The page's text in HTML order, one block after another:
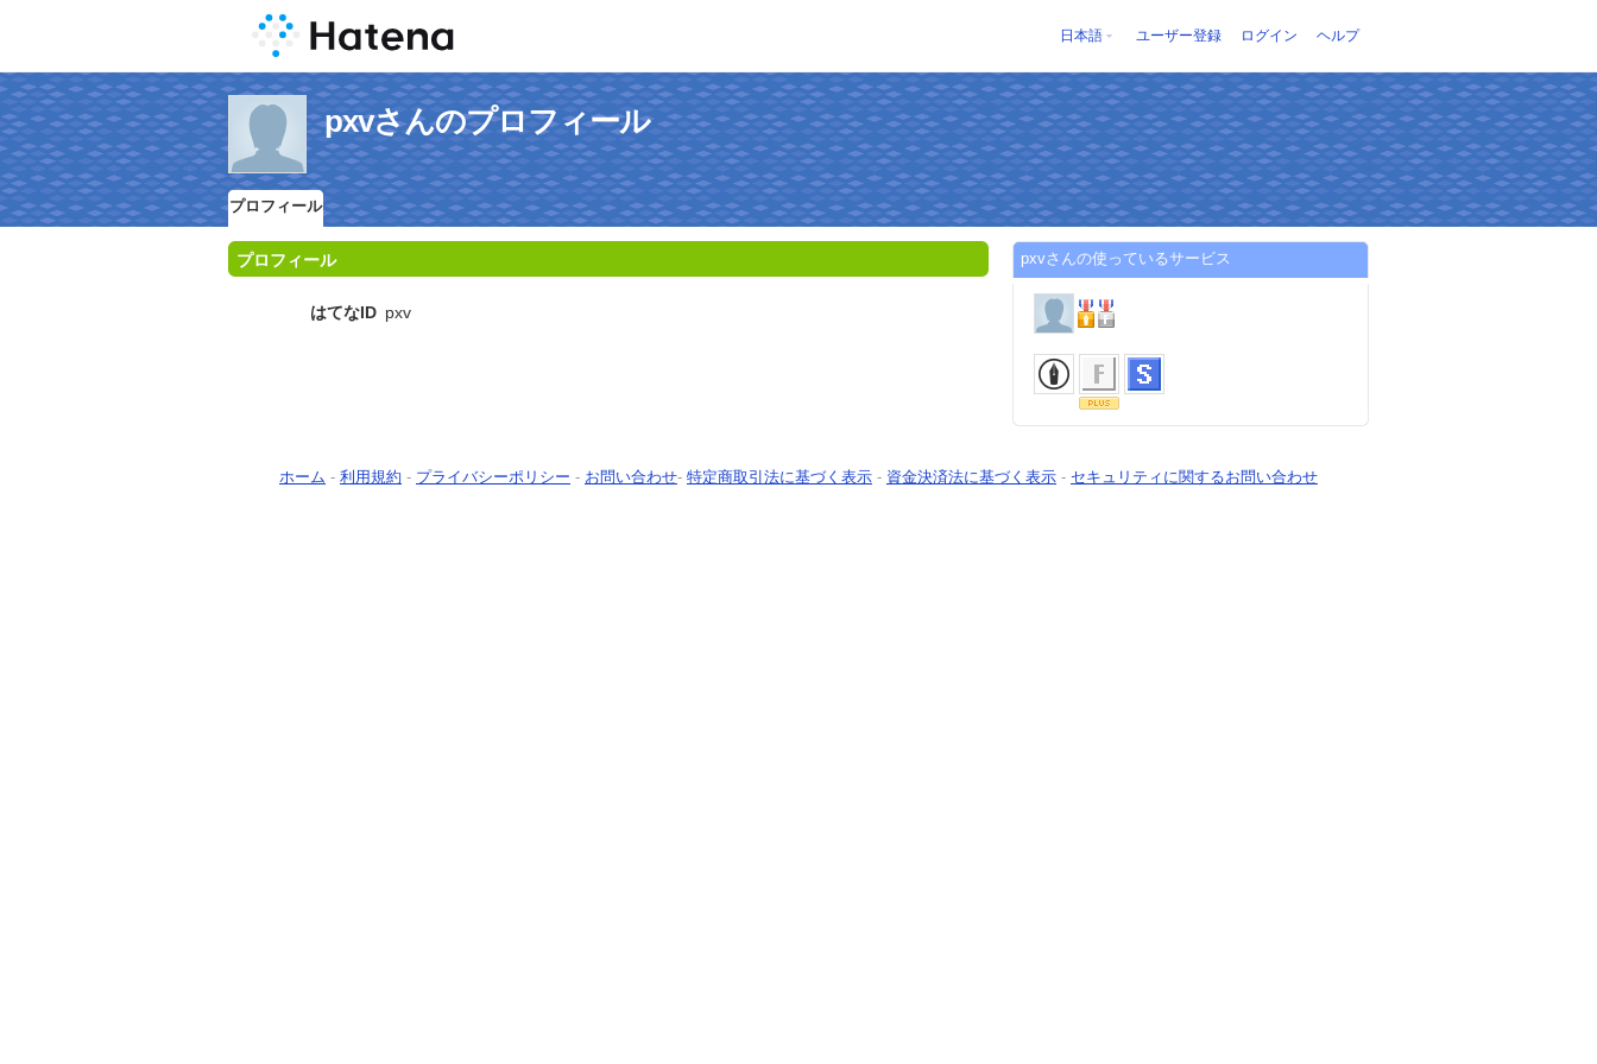
日本語 ユーザー登録 ログイン ヘルプ
pxvさんのプロフィール
プロフィール
プロフィール
はてなID pxv
pxvさんの使っているサービス
ホーム - 利用規約 - プライバシーポリシー - お問い合わせ- 特定商取引法に基づく表示 - 資金決済法に基づく表示 - セキュリティに関するお問い合わせ